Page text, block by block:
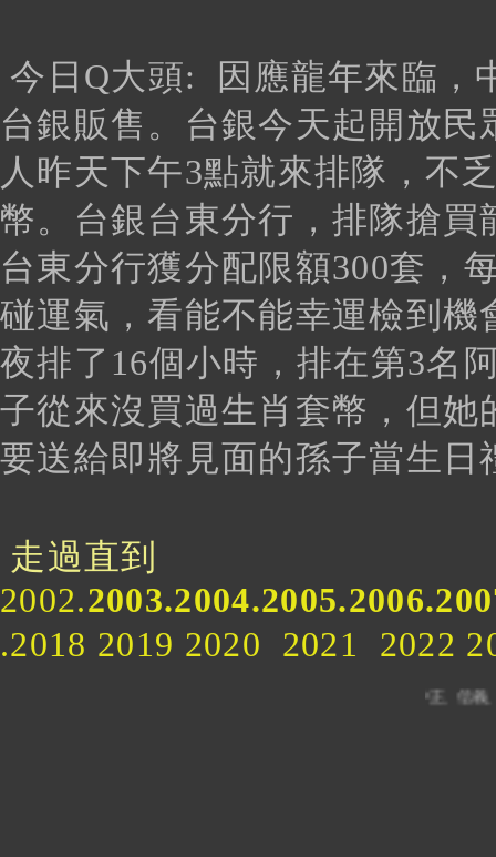
今日Q大頭:
因應龍年來臨，
台銀販售。台銀今天起開放
人昨天下午3點就來排隊，不
幣。台銀台東分行，排隊搶
台東分行獲分配限額300套，
碰運氣，看能不能幸運檢到
夜排了16個小時，排在第3名
子從來沒買過生肖套幣，但
要送給即將見面的孫子當生日
走過直到
2002.
.2018 2019 2020 2021 2022
基隆市 中正、信義、仁愛、